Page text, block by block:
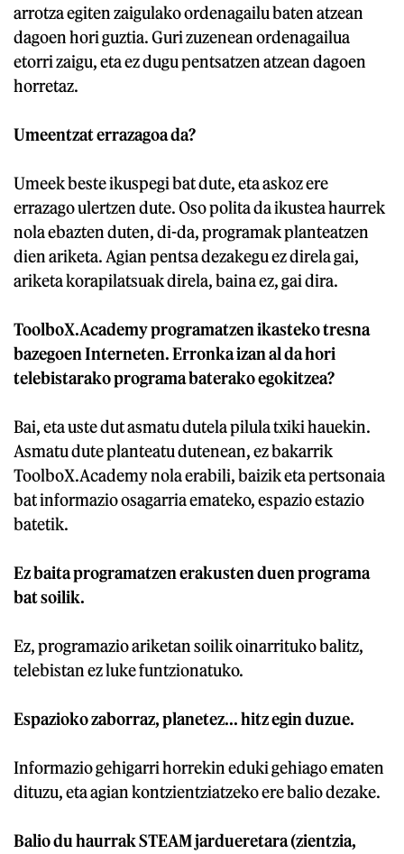
arrotza egiten zaigulako ordenagailu baten atzean
dagoen hori guztia. Guri zuzenean ordenagailua
etorri zaigu, eta ez dugu pentsatzen atzean dagoen
horretaz.
Umeentzat errazagoa da?
Umeek beste ikuspegi bat dute, eta askoz ere
errazago ulertzen dute. Oso polita da ikustea haurrek
nola ebazten duten, di-da, programak planteatzen
dien ariketa. Agian pentsa dezakegu ez direla gai,
ariketa korapilatsuak direla, baina ez, gai dira.
ToolboX.Academy programatzen ikasteko tresna
bazegoen Interneten. Erronka izan al da hori
telebistarako programa baterako egokitzea?
Bai, eta uste dut asmatu dutela pilula txiki hauekin.
Asmatu dute planteatu dutenean, ez bakarrik
ToolboX.Academy nola erabili, baizik eta pertsonaia
bat informazio osagarria emateko, espazio estazio
batetik.
Ez baita programatzen erakusten duen programa
bat soilik.
Ez, programazio ariketan soilik oinarrituko balitz,
telebistan ez luke funtzionatuko.
Espazioko zaborraz, planetez... hitz egin duzue.
Informazio gehigarri horrekin eduki gehiago ematen
dituzu, eta agian kontzientziatzeko ere balio dezake.
Balio du haurrak STEAM jardueretara (zientzia,